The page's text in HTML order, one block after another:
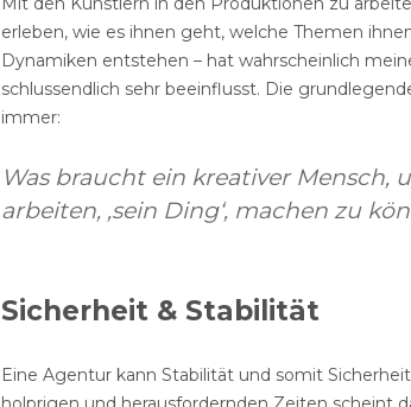
erleben, wie es ihnen geht, welche Themen
Dynamiken entstehen – hat wahrscheinlich
schlussendlich sehr beeinflusst. Die
immer:
Was braucht ein kreativer Mensch,
arbeiten, ‚sein Ding‘, machen zu
Sicherheit & Stabilität
Eine Agentur kann Stabilität und somit